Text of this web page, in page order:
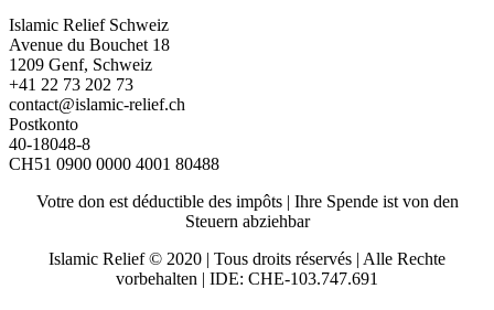
Islamic Relief Schweiz
Avenue du Bouchet 18
1209 Genf, Schweiz
+41 22 73 202 73
contact@islamic-relief.ch
Postkonto
40-18048-8
CH51 0900 0000 4001 80488
Votre don est déductible des impôts | Ihre Spende ist von den
Steuern abziehbar
Islamic Relief © 2020 | Tous droits réservés | Alle Rechte
vorbehalten | IDE: CHE-103.747.691